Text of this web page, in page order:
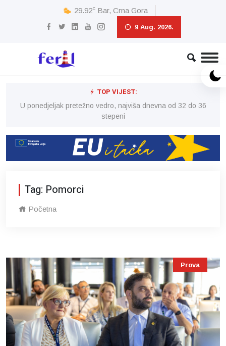
29.92c Bar, Crna Gora
9 Aug. 2026.
TOP VIJEST:
U ponedjeljak pretežno vedro, najviša dnevna od 32 do 36
stepeni
Tag: Pomorci
Početna
Prova